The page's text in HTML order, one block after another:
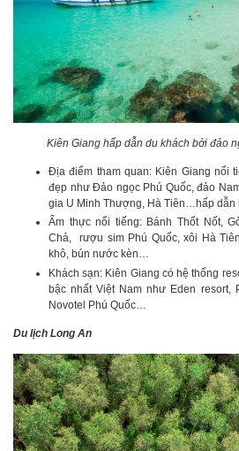
Kiên Giang hấp dẫn du khách bởi đảo
Địa điểm tham quan: Kiên Giang nổi
đẹp như Đảo ngọc Phú Quốc, đảo
gia U Minh Thượng, Hà Tiên…hấp dẫn
Ẩm thực nổi tiếng: Bánh Thốt Nốt,
Chả, rượu sim Phú Quốc, xôi Hà
khô, bún nước kèn…
Khách sạn: Kiên Giang có hệ thống
bậc nhất Việt Nam như Eden resort,
Novotel Phú Quốc…
Du lịch Long An